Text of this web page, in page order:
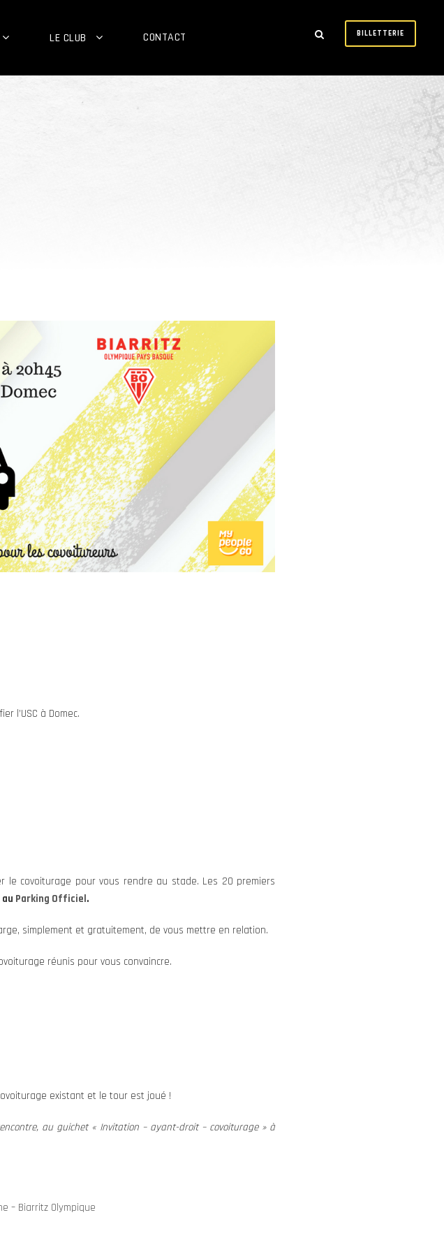
LE CLUB CONTACT BILLETTERIE
l’USC à Domec.
le covoiturage pour vous rendre au stade. Les 20 premiers
Parking Officiel.
simplement et gratuitement, de vous mettre en relation.
réunis pour vous convaincre.
existant et le tour est joué !
au guichet « Invitation – ayant-droit – covoiturage » à
– Biarritz Olympique